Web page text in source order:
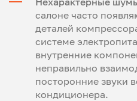
салоне часто
деталей
системе
внутренние
неправильно
посторонние звуки
кондиционера.